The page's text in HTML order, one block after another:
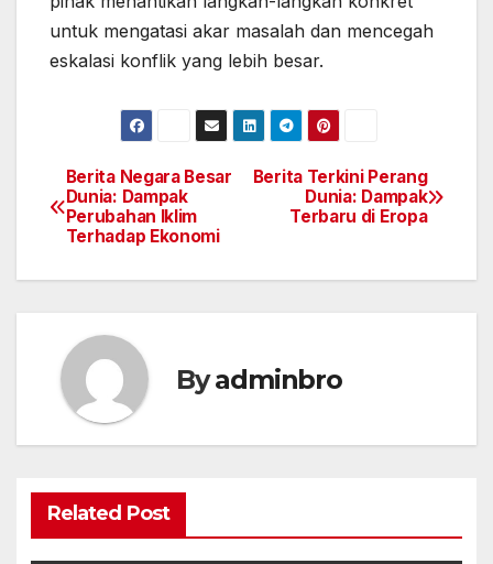
untuk mengatasi akar masalah dan mencegah
eskalasi konflik yang lebih besar.
Post
navigation
Berita Terkini Perang
Dunia: Dampak
Terbaru di Eropa
Berita Negara Besar
Dunia: Dampak
Perubahan Iklim
Terhadap Ekonomi
Byadminbro
Related Post